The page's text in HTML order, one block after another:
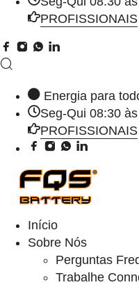
PROFISSIONAIS
Energia para
Seg-Qui 08:30
PROFISSIONAIS
Início
Sobre Nós
Perguntas
Trabalhe